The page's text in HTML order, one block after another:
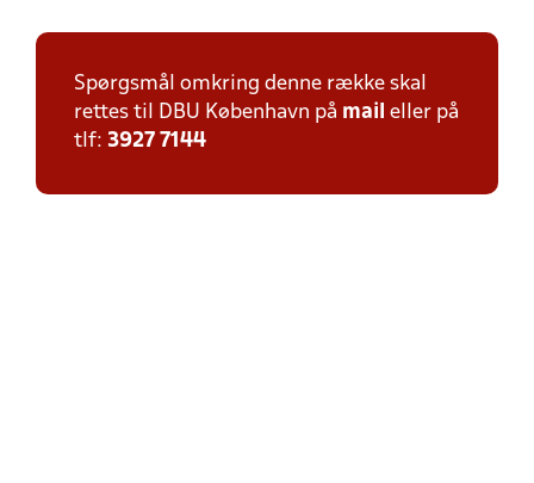
Spørgsmål omkring denne række skal
rettes til DBU København på mail eller på
tlf: 3927 7144